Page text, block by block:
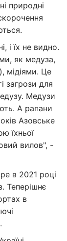
природні
і їх не видно.
як медуза,
мідіями. Це
загрози для
Медузи
А рапани
Азовське
їхньої
вилов", -
в 2021 році
Теперішнє
в